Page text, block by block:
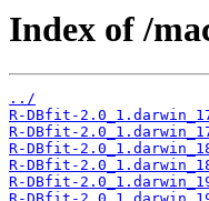
Index of /
../
R-DBfit-
R-DBfit-
R-DBfit-
R-DBfit-
R-DBfit-